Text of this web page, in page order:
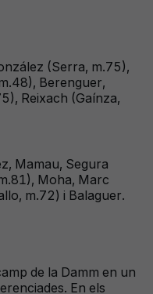
(Serra, m.75),
Berenguer,
Reixach (Gaínza,
Mamau, Segura
Moha, Marc
m.72) i Balaguer.
de la Damm en un
En els